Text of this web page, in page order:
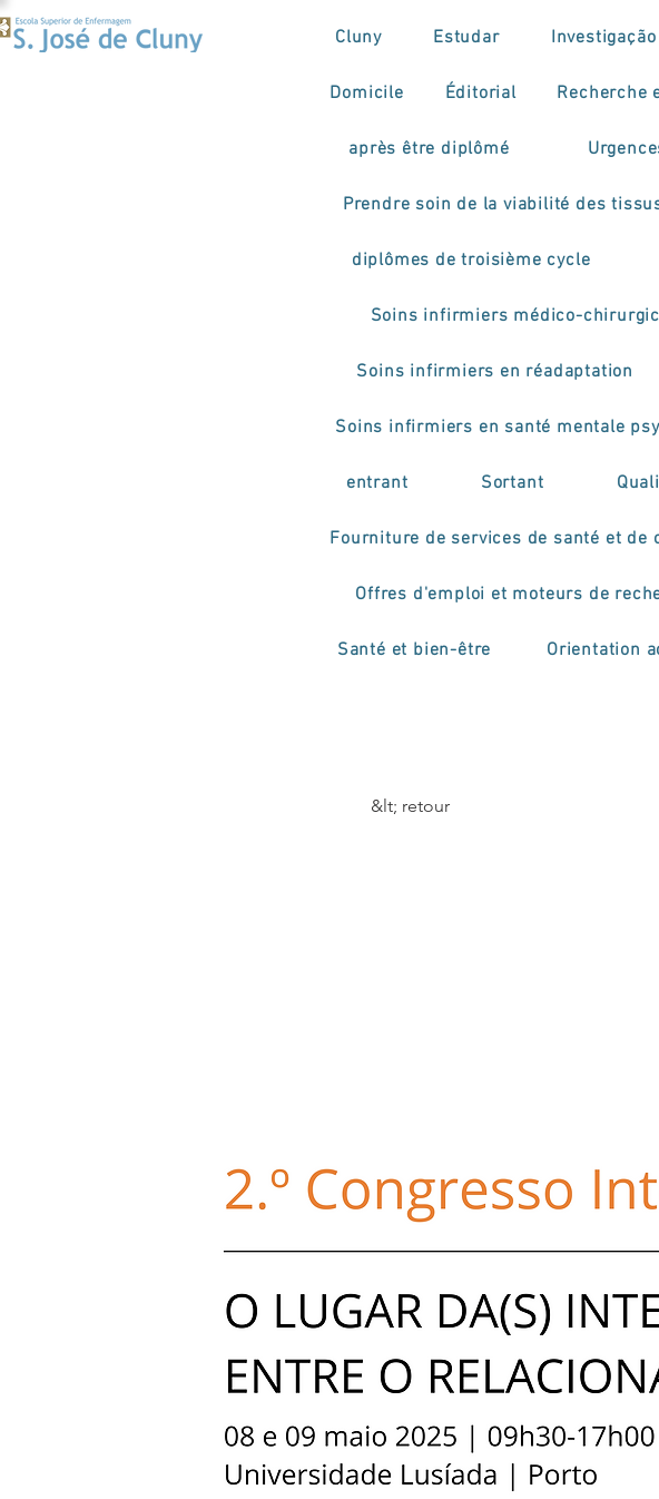
Cluny Estudar Investigação
Domicile Éditorial Recherche
après être diplômé
Prendre soin de la viabilité des
diplômes de troisième cycle
Soins infirmiers médico-
Soins infirmiers en réadaptation
Soins infirmiers en santé mentale
entrant Sortant
Fourniture de services de santé et de
Offres d'emploi et moteurs de
Santé et bien-être Orientation
&lt; retour